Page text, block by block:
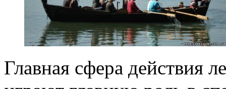
Главная сфера действия